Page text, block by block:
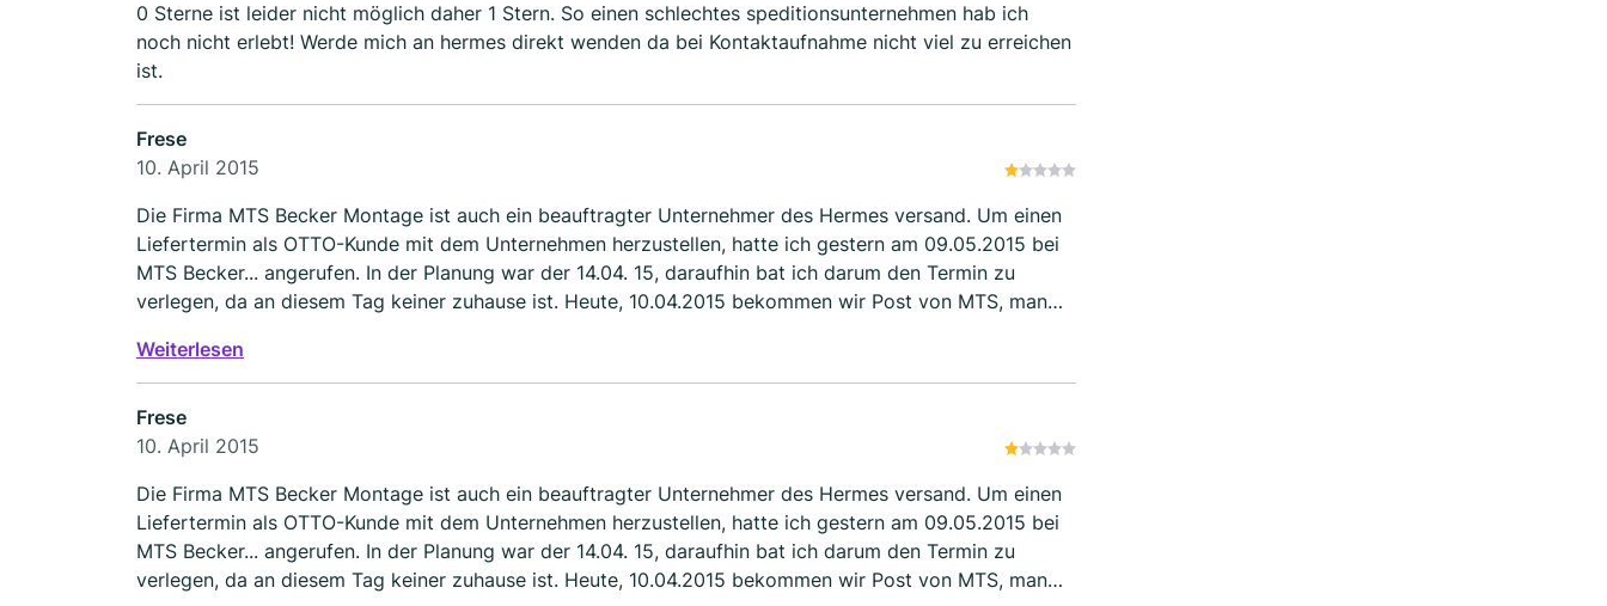
0 Sterne ist leider nicht möglich daher 1 Stern. So einen schlechtes speditionsunternehmen hab ich
noch nicht erlebt! Werde mich an hermes direkt wenden da bei Kontaktaufnahme nicht viel zu erreichen
ist.
Frese
10. April 2015
Die Firma MTS Becker Montage ist auch ein beauftragter Unternehmer des Hermes versand. Um einen
Liefertermin als OTTO-Kunde mit dem Unternehmen herzustellen, hatte ich gestern am 09.05.2015 bei
MTS Becker... angerufen. In der Planung war der 14.04. 15, daraufhin bat ich darum den Termin zu
verlegen, da an diesem Tag keiner zuhause ist. Heute, 10.04.2015 bekommen wir Post von MTS, man
Weiterlesen
Frese
10. April 2015
Die Firma MTS Becker Montage ist auch ein beauftragter Unternehmer des Hermes versand. Um einen
Liefertermin als OTTO-Kunde mit dem Unternehmen herzustellen, hatte ich gestern am 09.05.2015 bei
MTS Becker... angerufen. In der Planung war der 14.04. 15, daraufhin bat ich darum den Termin zu
verlegen, da an diesem Tag keiner zuhause ist. Heute, 10.04.2015 bekommen wir Post von MTS, man